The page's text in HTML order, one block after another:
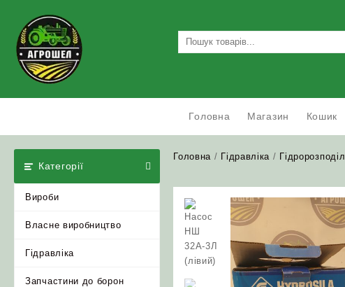
content
Головна Магазин Кошик
Категорії
Вироби
Власне виробництво
Гідравліка
Запчастини до борон
Головна / Гідравліка /